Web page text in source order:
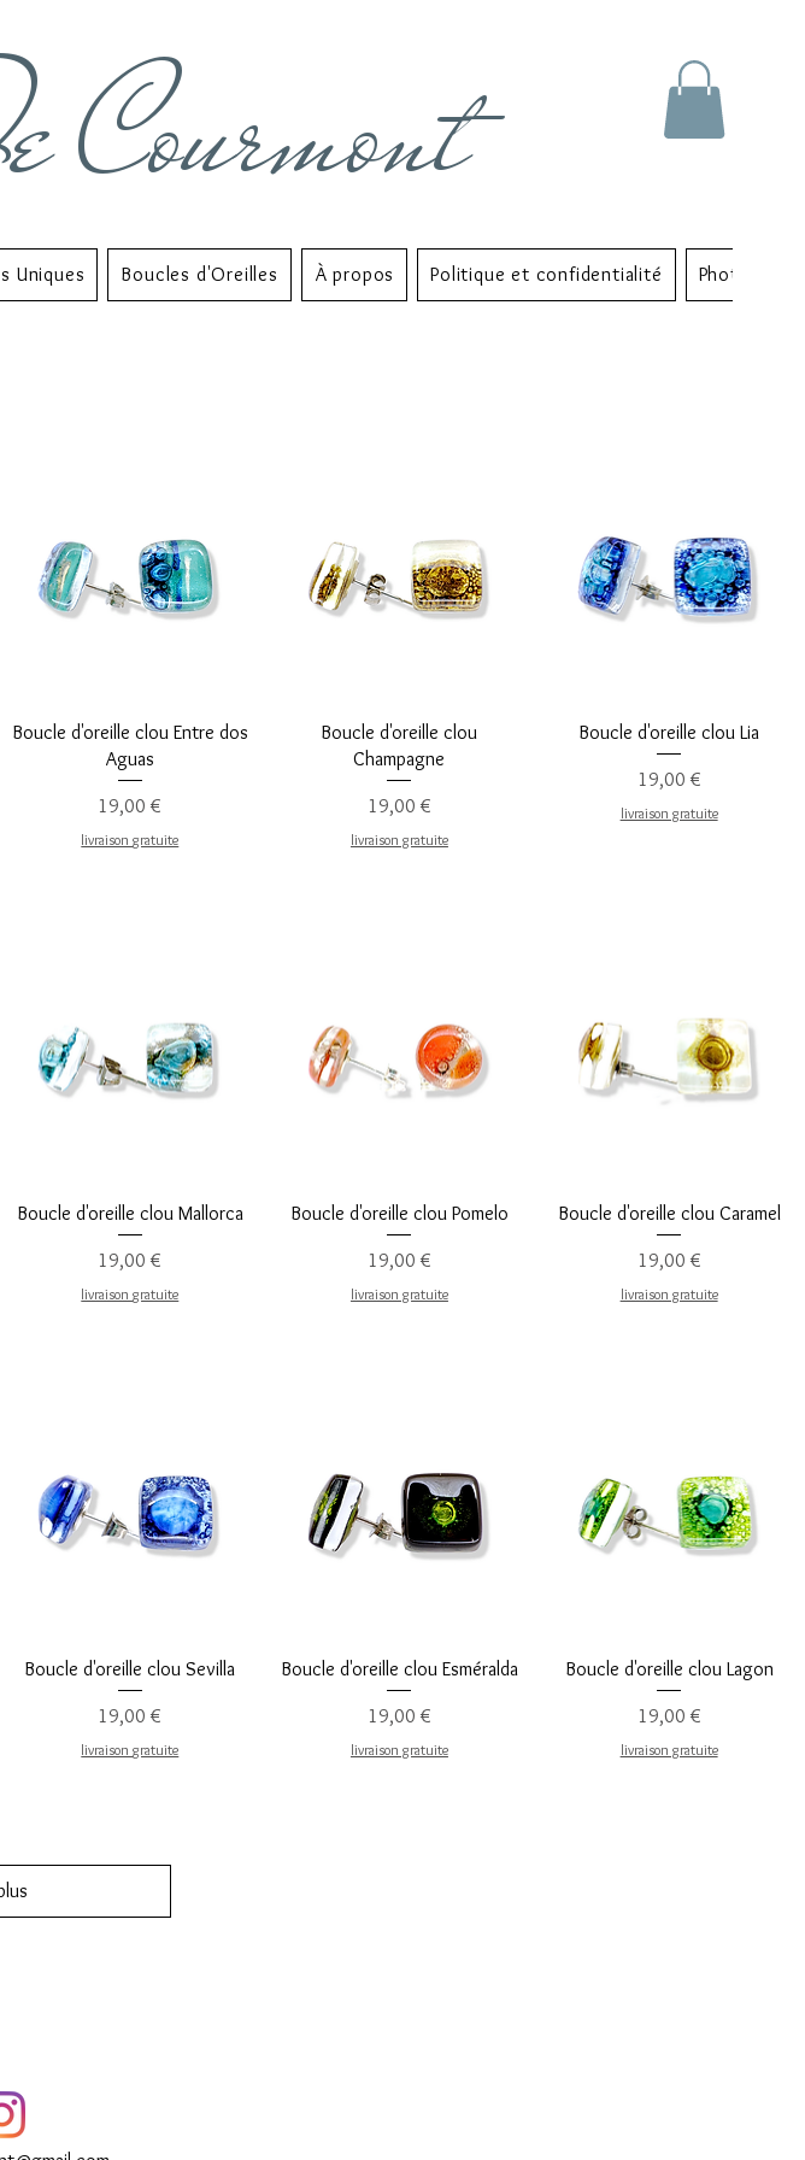
Courmont
Uniques Boucles d'Oreilles À propos Politique et confidentialité Photo
Aperçu rapide
Boucle d'oreille clou Entre dos
Aguas
Prix
19,00 €
livraison gratuite
Aperçu rapide
Boucle d'oreille clou
Champagne
Prix
19,00 €
livraison gratuite
Aperçu rapide
Boucle d'oreille clou Lia
Prix
19,00 €
livraison gratuite
Aperçu rapide
Boucle d'oreille clou Mallorca
Prix
19,00 €
livraison gratuite
Aperçu rapide
Boucle d'oreille clou Pomelo
Prix
19,00 €
livraison gratuite
Aperçu rapide
Boucle d'oreille clou Caramel
Prix
19,00 €
livraison gratuite
Aperçu rapide
Boucle d'oreille clou Sevilla
Prix
19,00 €
livraison gratuite
Aperçu rapide
Boucle d'oreille clou Esméralda
Prix
19,00 €
livraison gratuite
Aperçu rapide
Boucle d'oreille clou Lagon
Prix
19,00 €
livraison gratuite